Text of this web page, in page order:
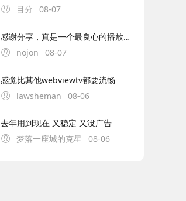
目分
08-07
感谢分享，真是一个最良心的播放器，非常流畅且高清，没有任何广告，央视卫视都全。
nojon
08-07
感觉比其他webviewtv都要流畅
lawsheman
08-06
去年用到现在 又稳定 又没广告
梦落一座城的克星
08-06